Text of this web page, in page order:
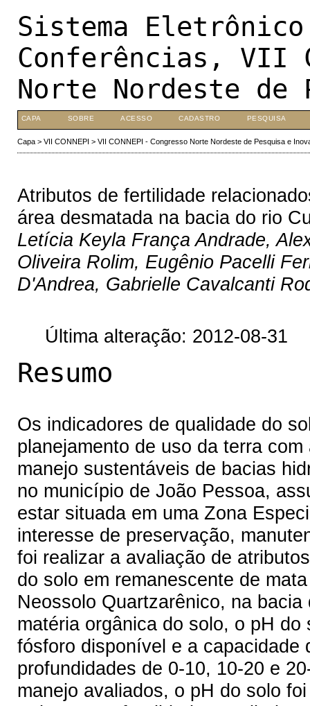
Sistema
Conferências, VII
Norte Nordeste de
CAPA SOBRE ACESSO CADASTRO PESQUISA
Capa> VII CONNEPI > VII CONNEPI - Congresso Norte Nordeste de Pesquisa e
Atributos de fertilidade
área desmatada na bacia do rio
Letícia Keyla França Andrade,
Oliveira Rolim, Eugênio Pacelli
D'Andrea, Gabrielle Cavalcanti
Última alteração: 2012-08-31
Resumo
Os indicadores de qualidade do
planejamento de uso da terra
manejo sustentáveis de bacias
no município de João Pessoa,
estar situada em uma Zona
interesse de preservação,
foi realizar a avaliação de
do solo em remanescente de
Neossolo Quartzarênico, na
matéria orgânica do solo, o pH
fósforo disponível e a capacidade
profundidades de 0-10, 10-20 e
manejo avaliados, o pH do solo